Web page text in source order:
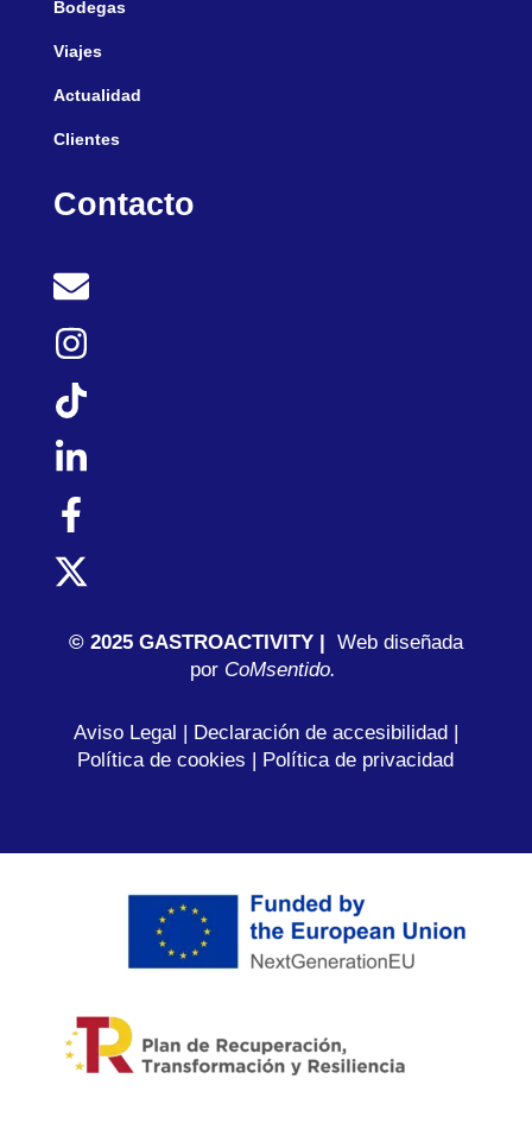
Bodegas
Viajes
Actualidad
Clientes
Contacto
© 2025 GASTROACTIVITY |
Web diseñada
porCoMsentido.
Aviso Legal Declaración de accesibilidad
Política de cookies
Política de privacidad